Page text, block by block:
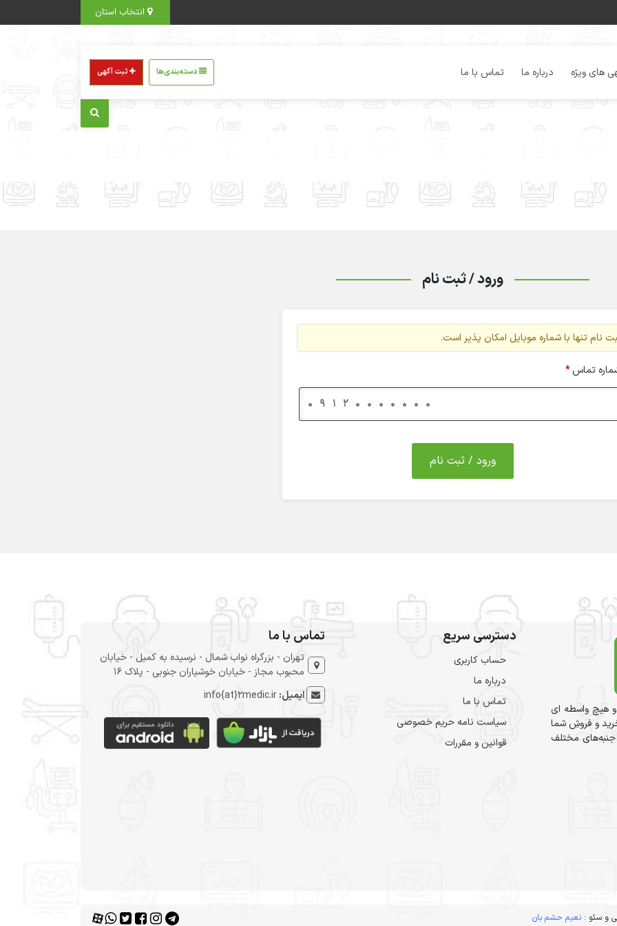
های ویژه درباره ما تماس با ما دسته‌بندی‌ها ثبت آگهی
ورود / ثبت نام
نام تنها با شماره موبایل امکان پذیر است.
تماس*
ورود / ثبت نام
هیچ واسطه ای
و فروشِ شما
جنبه‌های مختلف
دسترسی سریع
حساب کاربری
درباره ما
تماس با ما
سیاست نامه حریم خصوصی
قوانین و مقررات
تماس با ما
تهران - بزرگراه نواب شمال - نرسیده به کمیل - خیابان
محبوب مجاز - خیابان خوشیاران جنوبی - پلاک 16
ایمیل:info{at}2medic.ir
و سئو : نعیم حشم بان